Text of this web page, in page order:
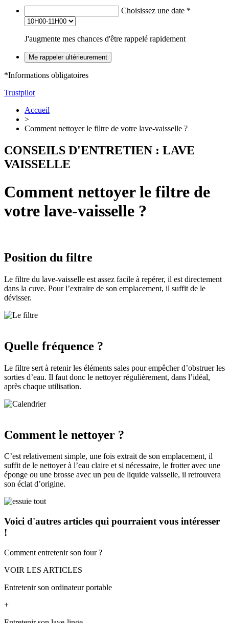
Choisissez une date *
J'augmente mes chances d'être rappelé rapidement
Me rappeler ultérieurement
*Informations obligatoires
Trustpilot
Accueil
>
Comment nettoyer le filtre de votre lave-vaisselle ?
CONSEILS D'ENTRETIEN : LAVE
VAISSELLE
Comment nettoyer le filtre de
votre lave-vaisselle ?
Position du filtre
Le filtre du lave-vaisselle est assez facile à repérer, il est directement
dans la cuve. Pour l’extraire de son emplacement, il suffit de le
dévisser.
Quelle fréquence ?
Le filtre sert à retenir les éléments sales pour empêcher d’obstruer les
sorties d’eau. Il faut donc le nettoyer régulièrement, dans l’idéal,
après chaque utilisation.
Comment le nettoyer ?
C’est relativement simple, une fois extrait de son emplacement, il
suffit de le nettoyer à l’eau claire et si nécessaire, le frotter avec une
éponge ou une brosse avec un peu de liquide vaisselle, il retrouvera
son éclat d’origine.
Voici d'autres articles qui pourraient vous intéresser
!
Comment entretenir son four ?
VOIR LES ARTICLES
Entretenir son ordinateur portable
+